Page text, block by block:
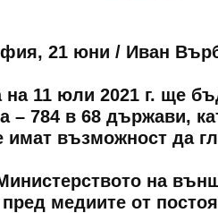
21 юни / Иван
на 11 юли 2021 г. ще
– 784 в 68 държави,
възможност да
на
медиите от